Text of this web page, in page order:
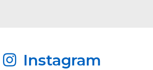
Instagram